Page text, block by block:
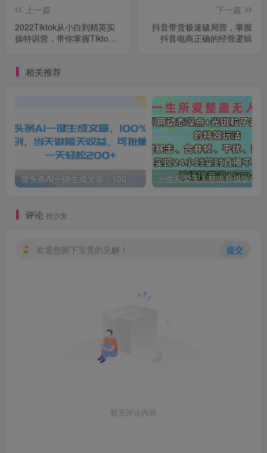
上一篇
2022Tiktok从小白到精英实
操特训营，带你掌握Tiktok
下一篇
抖音带货极速破局营，掌握
抖音电商正确的经营逻辑
相关推荐
评论 抢沙发
欢迎您留下宝贵的见解！ 提交
暂无评论内容